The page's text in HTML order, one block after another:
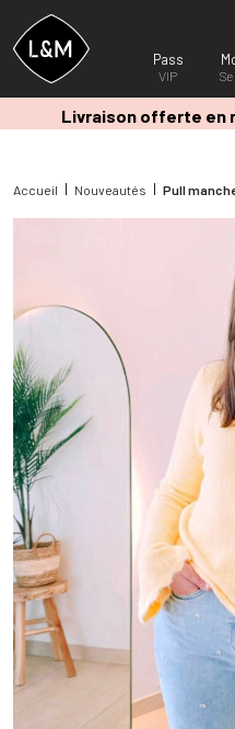
Pass
VIP
Livraison offerte en
Accueil Nouveautés Pull